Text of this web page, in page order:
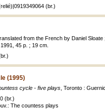
(br.)
from the French by Daniel Sloate
45 p. ; 19 cm.
(1995)
cycle - five plays , Toronto :
(br.)
The countess plays